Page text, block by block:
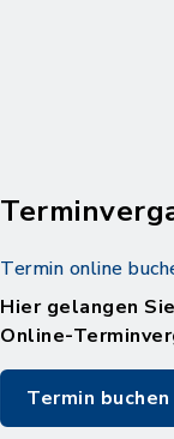
Termin online
Hier gelangen
Online-
Termin buchen